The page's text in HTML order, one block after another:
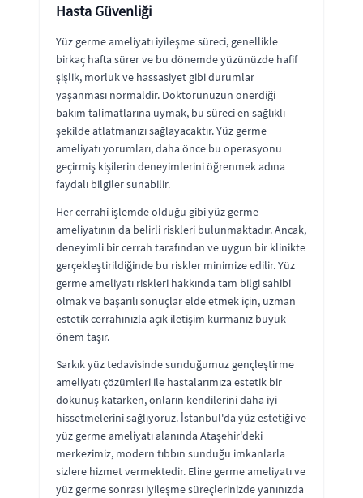
Hasta Güvenliği
Yüz germe ameliyatı iyileşme süreci, genellikle
birkaç hafta sürer ve bu dönemde yüzünüzde hafif
şişlik, morluk ve hassasiyet gibi durumlar
yaşanması normaldir. Doktorunuzun önerdiği
bakım talimatlarına uymak, bu süreci en sağlıklı
şekilde atlatmanızı sağlayacaktır. Yüz germe
ameliyatı yorumları, daha önce bu operasyonu
geçirmiş kişilerin deneyimlerini öğrenmek adına
faydalı bilgiler sunabilir.
Her cerrahi işlemde olduğu gibi yüz germe
ameliyatının da belirli riskleri bulunmaktadır. Ancak,
deneyimli bir cerrah tarafından ve uygun bir klinikte
gerçekleştirildiğinde bu riskler minimize edilir. Yüz
germe ameliyatı riskleri hakkında tam bilgi sahibi
olmak ve başarılı sonuçlar elde etmek için, uzman
estetik cerrahınızla açık iletişim kurmanız büyük
önem taşır.
Sarkık yüz tedavisinde sunduğumuz gençleştirme
ameliyatı çözümleri ile hastalarımıza estetik bir
dokunuş katarken, onların kendilerini daha iyi
hissetmelerini sağlıyoruz. İstanbul'da yüz estetiği ve
yüz germe ameliyatı alanında Ataşehir'deki
merkezimiz, modern tıbbın sunduğu imkanlarla
sizlere hizmet vermektedir. Eline germe ameliyatı ve
yüz germe sonrası iyileşme süreçlerinizde yanınızda